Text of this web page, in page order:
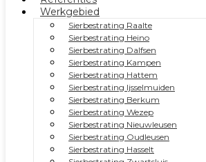
Werkgebied
Sierbestrating Raalte
Sierbestrating Heino
Sierbestrating Dalfsen
Sierbestrating Kampen
Sierbestrating Hattem
Sierbestrating Ijsselmuiden
Sierbestrating Berkum
Sierbestrating Wezep
Sierbestrating Nieuwleusen
Sierbestrating Oudleusen
Sierbestrating Hasselt